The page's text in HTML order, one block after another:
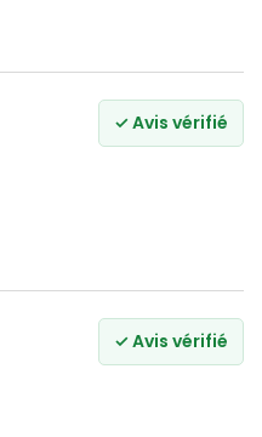
✓ Avis vérifié
✓ Avis vérifié